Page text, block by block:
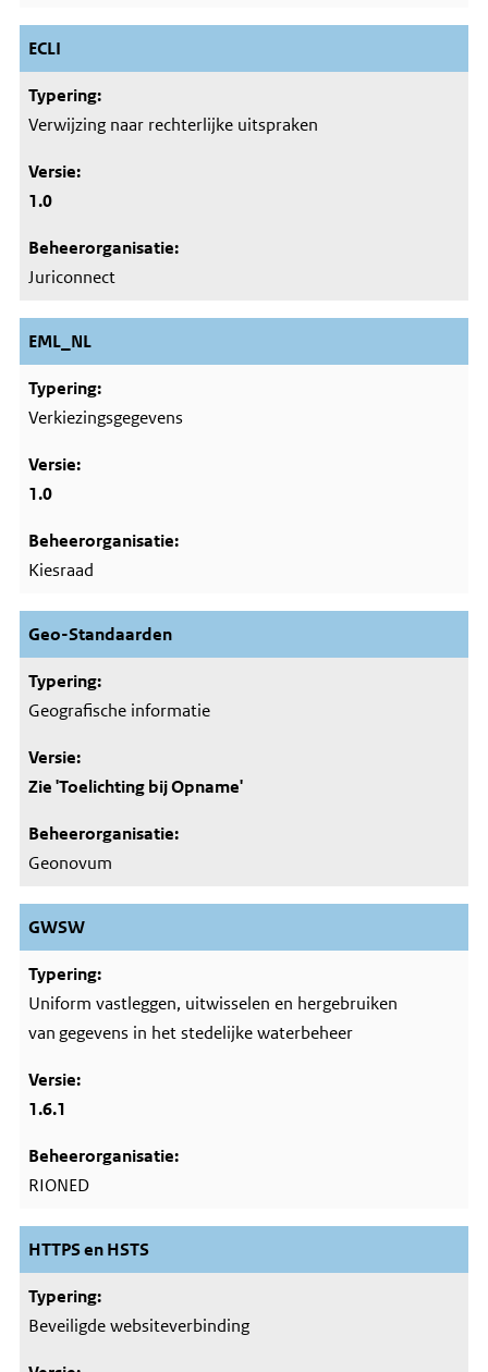
ECLI
Verwijzing naar rechterlijke uitspraken
1.0
Juriconnect
EML_NL
Verkiezingsgegevens
1.0
Kiesraad
Geo-Standaarden
Geografische informatie
Zie 'Toelichting bij Opname'
Geonovum
GWSW
Uniform vastleggen, uitwisselen en hergebruiken
van gegevens in het stedelijke waterbeheer
1.6.1
RIONED
HTTPS en HSTS
Beveiligde websiteverbinding